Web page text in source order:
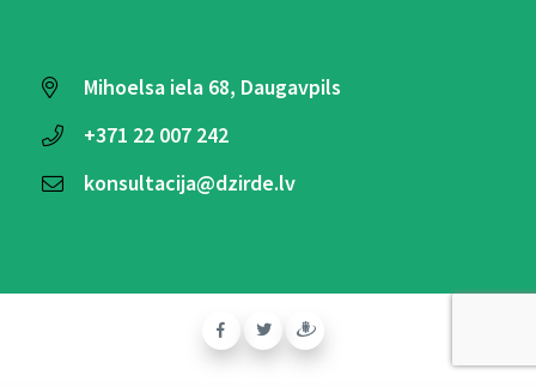
Mihoelsa iela 68, Daugavpils
+371 22 007 242
konsultacija@dzirde.lv